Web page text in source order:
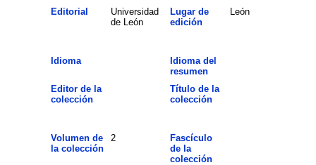
Editorial
Universidad
de León
Lugar de
edición
León
Idioma
Idioma del
resumen
Editor de la
colección
Título de la
colección
Volumen de
la colección
2
Fascículo
de la
colección